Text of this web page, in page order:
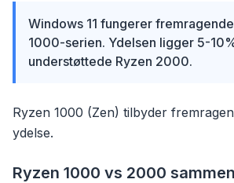
Windows 11 fungerer
1000-serien. Ydelsen ligger 5-
understøttede Ryzen 2000.
Ryzen 1000 (Zen) tilbyder
ydelse.
Ryzen 1000 vs 2000